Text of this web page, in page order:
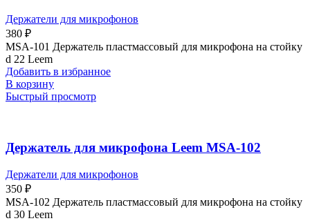
Держатели для микрофонов
380 ₽
MSA-101 Держатель пластмассовый для микрофона на стойку
d 22 Leem
Добавить в избранное
В корзину
Быстрый просмотр
Держатель для микрофона Leem MSA-102
Держатели для микрофонов
350 ₽
MSA-102 Держатель пластмассовый для микрофона на стойку
d 30 Leem